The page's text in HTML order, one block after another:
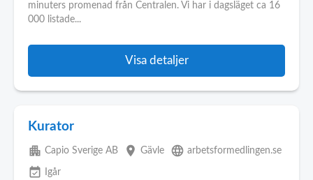
minuters promenad från Centralen. Vi har i dagsläget ca 16
000 listade...
Visa detaljer
Kurator
apartment Capio Sverige AB place Gävle language arbetsformedlingen.se
event_available Igår